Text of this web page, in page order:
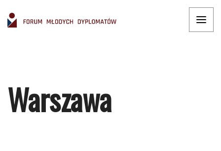
Warszawa